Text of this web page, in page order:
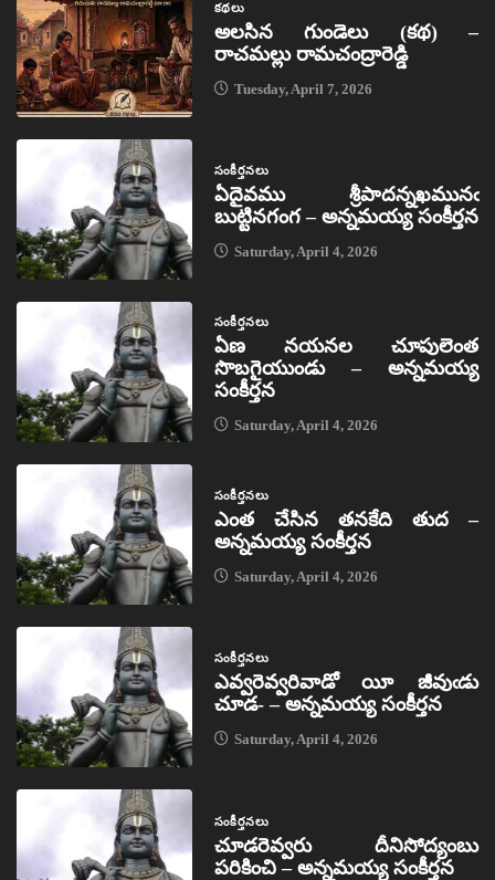
కథలు
అలసిన గుండెలు (కథ) –
రాచమల్లు రామచంద్రారెడ్డి
Tuesday, April 7, 2026
సంకీర్తనలు
ఏదైవము శ్రీపాదన్నఖమునఁ
బుట్టినగంగ – అన్నమయ్య సంకీర్తన
Saturday, April 4, 2026
సంకీర్తనలు
ఏణ నయనల చూపులెంత
సొబగైయుండు – అన్నమయ్య
సంకీర్తన
Saturday, April 4, 2026
సంకీర్తనలు
ఎంత చేసిన తనకేది తుద –
అన్నమయ్య సంకీర్తన
Saturday, April 4, 2026
సంకీర్తనలు
ఎవ్వరెవ్వరివాడో యీ జీవుఁడు
చూడ- – అన్నమయ్య సంకీర్తన
Saturday, April 4, 2026
సంకీర్తనలు
చూడరెవ్వరు దీనిసోద్యంబు
పరికించి – అన్నమయ్య సంకీర్తన